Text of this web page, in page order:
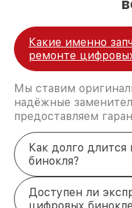
Какие именно
ремонте
Мы ставим
надёжные
предоставляем
Как долго длится
бинокля?
Доступен ли